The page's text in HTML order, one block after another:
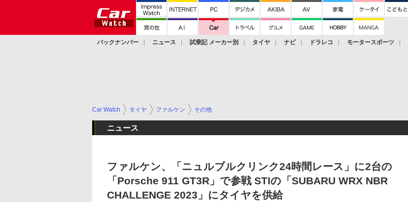
バックナンバー ニュース 試乗記 メーカー別 タイヤ ナビ ドラレコ モータースポーツ
Car Watch タイヤ ファルケン その他
ニュース
ファルケン、「ニュルブルクリンク24時間レース」に2台の
「Porsche 911 GT3R」で参戦 STIの「SUBARU WRX NBR
CHALLENGE 2023」にタイヤを供給